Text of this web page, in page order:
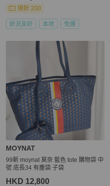
現折 200
狀況良好 本地 免運
MOYNAT
99新 moynat 莫奈 藍色 tote 購物袋 中
號 底長34 有塵袋 子袋
HKD 12,800